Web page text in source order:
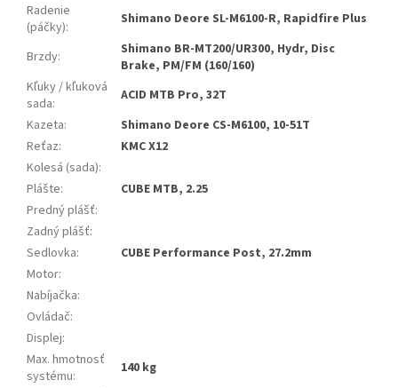
Radenie
(páčky): Shimano Deore SL-M6100-R, Rapidfire Plus
Brzdy:
Shimano BR-MT200/UR300, Hydr, Disc
Brake, PM/FM (160/160)
Kľuky / kľuková
sada:
ACID MTB Pro, 32T
Kazeta:
Shimano Deore CS-M6100, 10-51T
Reťaz:
KMC X12
Kolesá (sada):
Plášte:
CUBE MTB, 2.25
Predný plášť:
Zadný plášť:
Sedlovka:
CUBE Performance Post, 27.2mm
Motor:
Nabíjačka:
Ovládač:
Displej:
Max. hmotnosť
systému:
140 kg